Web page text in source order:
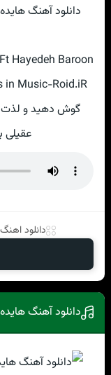
دانلود آهنگ
Hayedeh Baroon
in Music-Roid.iR
گوش دهید و لذت
عقیلی
دانلود اهنگ
دانلود آهنگ